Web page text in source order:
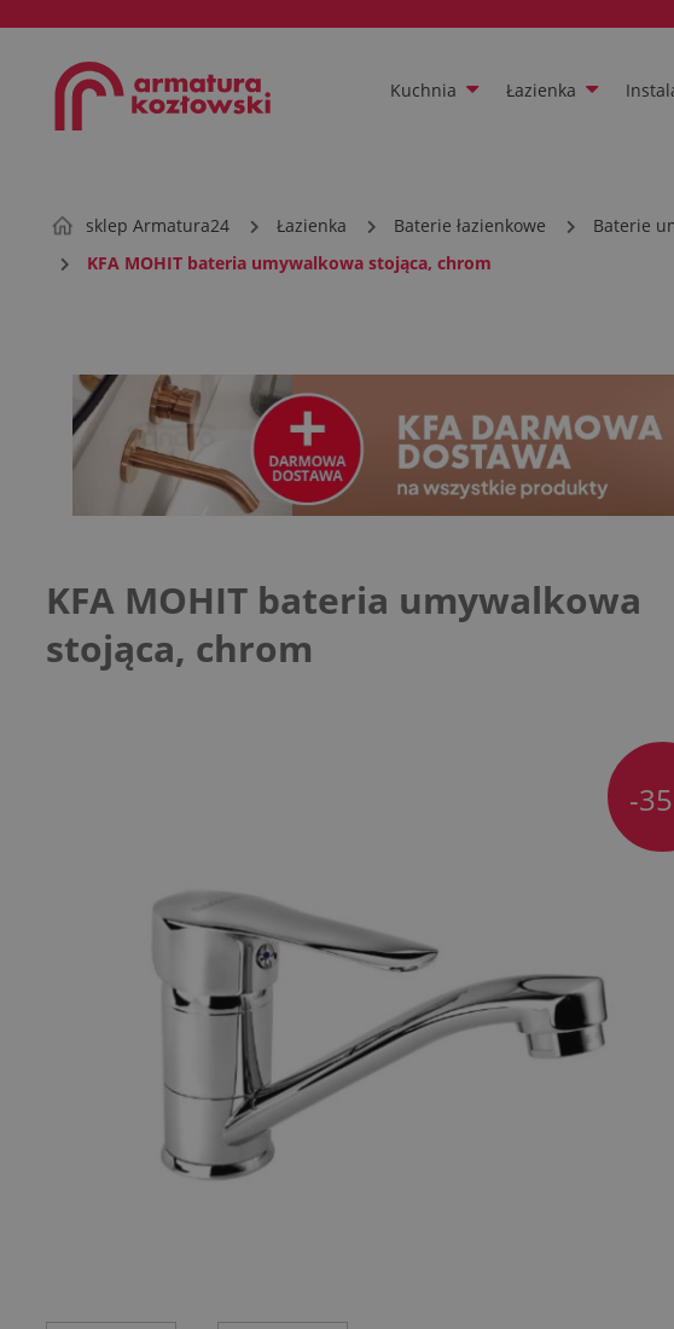
Kuchnia Łazienka
sklep Armatura24 Łazienka Baterie łazienkowe Baterie
KFA MOHIT bateria umywalkowa stojąca, chrom
KFA MOHIT bateria umywalkowa
stojąca, chrom
-